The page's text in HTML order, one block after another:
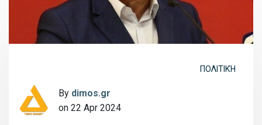
ΠΟΛΙΤΙΚΉ
By dimos.gr
on 22 Apr 2024